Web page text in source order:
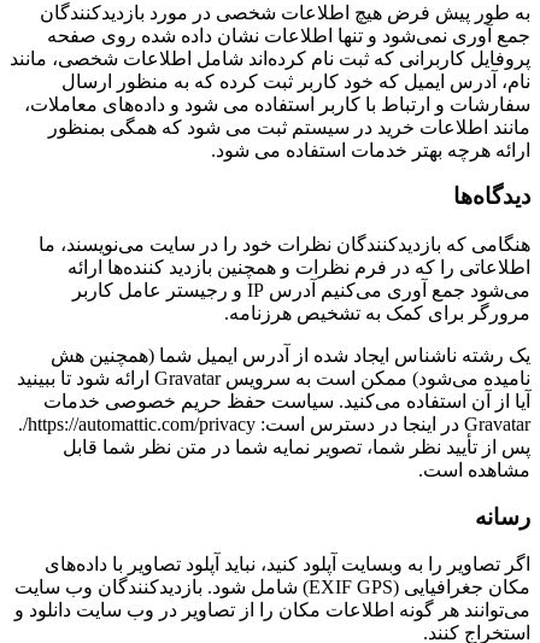
طور پیش فرض هیچ اطلاعات شخصی در مورد بازدیدکنندگان
آوری نمی‌شود و تنها اطلاعات نشان داده شده روی صفحه
کاربرانی که ثبت نام کرده‌اند شامل اطلاعات شخصی، مانند
آدرس ایمیل که خود کاربر ثبت کرده که به منظور ارسال
و ارتباط با کاربر استفاده می شود و داده‌های معاملات،
اطلاعات خرید در سیستم ثبت می شود که همگی بمنظور
هرچه بهتر خدمات استفاده می شود.
که بازدیدکنندگان نظرات خود را در سایت می‌نویسند، ما
را که در فرم نظرات و همچنین بازدید کننده‌ها ارائه
می‌شود جمع آوری می‌کنیم آدرس IP و رجیستر عامل کاربر
برای کمک به تشخیص هرزنامه.
رشته ناشناس ایجاد شده از آدرس ایمیل شما (همچنین هش
نامیده می‌شود) ممکن است به سرویس Gravatar ارائه شود تا ببینید
از آن استفاده می‌کنید. سیاست حفظ حریم خصوصی خدمات
Gravatar در اینجا در دسترس است: https://automattic.com/privacy/.
از تأیید نظر شما، تصویر نمایه شما در متن نظر شما قابل
است.
تصاویر را به وبسایت آپلود کنید، نباید آپلود تصاویر با داده‌های
مکان جغرافیایی (EXIF GPS) شامل شود. بازدیدکنندگان وب سایت
هر گونه اطلاعات مکان را از تصاویر در وب سایت دانلود و
کنند.